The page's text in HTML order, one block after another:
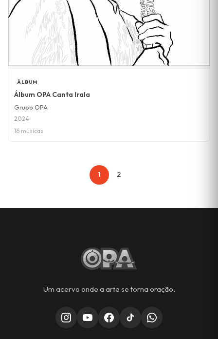
ÁLBUM
Álbum OPA Canta Irala
Grupo OPA
2024
16 músicas
1 2
Um acervo onde a arte se torna oração.